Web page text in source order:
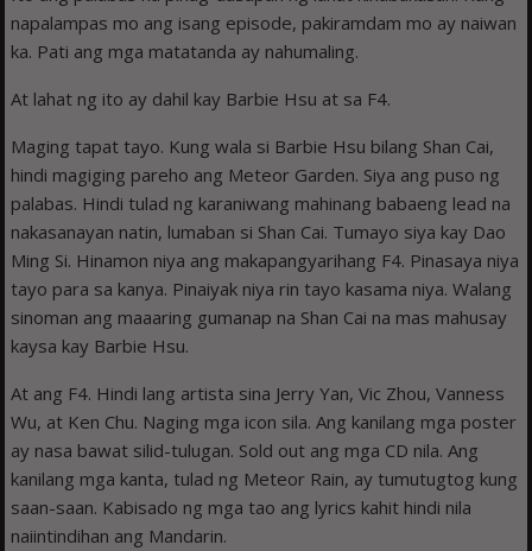
napalampas mo ang isang episode, pakiramdam mo ay naiwan
ka. Pati ang mga matatanda ay nahumaling.
At lahat ng ito ay dahil kay Barbie Hsu at sa F4.
Maging tapat tayo. Kung wala si Barbie Hsu bilang Shan Cai,
hindi magiging pareho ang Meteor Garden. Siya ang puso ng
palabas. Hindi tulad ng karaniwang mahinang babaeng lead na
nakasanayan natin, lumaban si Shan Cai. Tumayo siya kay Dao
Ming Si. Hinamon niya ang makapangyarihang F4. Pinasaya niya
tayo para sa kanya. Pinaiyak niya rin tayo kasama niya. Walang
sinoman ang maaaring gumanap na Shan Cai na mas mahusay
kaysa kay Barbie Hsu.
At ang F4. Hindi lang artista sina Jerry Yan, Vic Zhou, Vanness
Wu, at Ken Chu. Naging mga icon sila. Ang kanilang mga poster
ay nasa bawat silid-tulugan. Sold out ang mga CD nila. Ang
kanilang mga kanta, tulad ng Meteor Rain, ay tumutugtog kung
saan-saan. Kabisado ng mga tao ang lyrics kahit hindi nila
naiintindihan ang Mandarin.